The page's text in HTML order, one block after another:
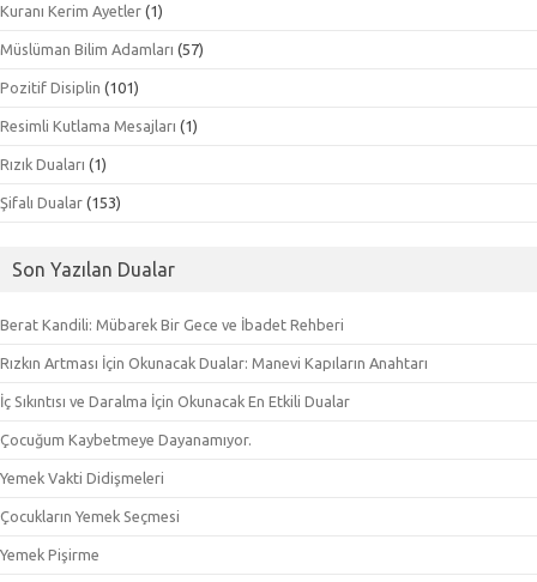
Kuranı Kerim Ayetler (1)
Müslüman Bilim Adamları (57)
Pozitif Disiplin (101)
Resimli Kutlama Mesajları (1)
Rızık Duaları (1)
Şifalı Dualar (153)
Son Yazılan Dualar
Berat Kandili: Mübarek Bir Gece ve İbadet Rehberi
Rızkın Artması İçin Okunacak Dualar: Manevi Kapıların Anahtarı
İç Sıkıntısı ve Daralma İçin Okunacak En Etkili Dualar
Çocuğum Kaybetmeye Dayanamıyor.
Yemek Vakti Didişmeleri
Çocukların Yemek Seçmesi
Yemek Pişirme